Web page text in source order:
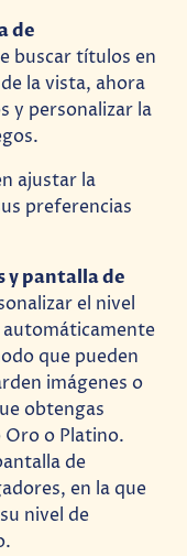
de
buscar títulos en
la vista, ahora
y personalizar la
ajustar la
preferencias
y pantalla de
el nivel
que pueden
imágenes o
obtengas
o Platino.
de
en la que
nivel de